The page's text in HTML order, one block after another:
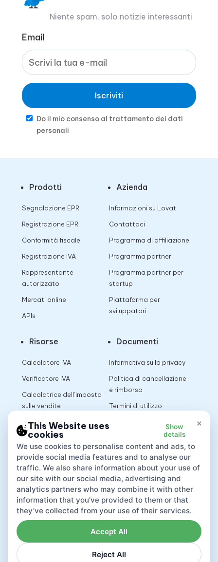
Niente spam, solo notizie interessanti
Email
Iscriviti
Do il mio consenso al trattamento dei dati
personali
Prodotti
Segnalazione EPR
Registrazione EPR
Conformità fiscale
Registrazione IVA
Rappresentante
autorizzato
Mercati online
APIs
Azienda
Informazioni su Lovat
Contattaci
Programma di affiliazione
Programma partner
Programma partner per
startup
Piattaforma per
sviluppatori
Risorse
Calcolatore IVA
Verificatore IVA
Calcolatrice dell’imposta
sulle vendite
Documenti
Informativa sulla privacy
Politica di cancellazione
e rimborso
Termini di utilizzo
×
This Website uses
cookies
Show
details
We use cookies to personalise content and ads, to
provide social media features and to analyse our
traffic. We also share information about your use of
our site with our social media, advertising and
analytics partners who may combine it with other
information that you’ve provided to them or that
they’ve collected from your use of their services.
Reject All
Accept All